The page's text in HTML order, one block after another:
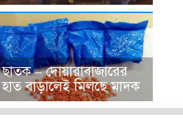
ছাতক – দোয়ারাবাজা‌রের
হাত বাড়ালেই মিলছে মাদক